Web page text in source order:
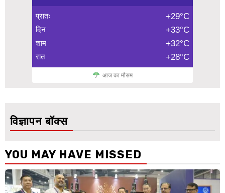
प्रातः +29°C
दिन +33°C
शाम +32°C
रात +28°C
आज का मौसम
विज्ञापन बॉक्स
YOU MAY HAVE MISSED